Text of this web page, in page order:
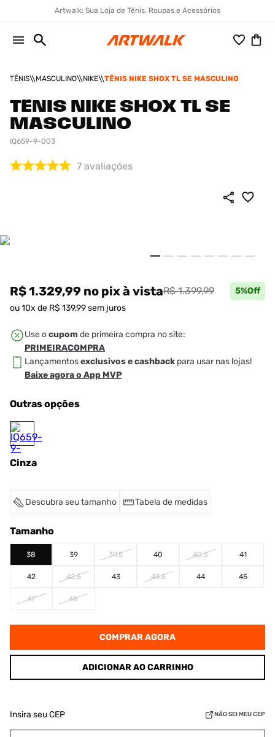
Artwalk: Sua Loja de Tênis, Roupas e Acessórios
TÊNIS MASCULINO NIKE TÊNIS NIKE SHOX TL SE MASCULINO
TÊNIS NIKE SHOX TL SE
MASCULINO
IQ659-9-003
7 avaliações
R$ 1.329,99 no pixà vistaR$ 1.399,99 5%Off
ou10x de R$ 139,99sem juros
Use ocupom de primeira compra no site:
PRIMEIRACOMPRA
Lançamentosexclusivos e cashback para usar nas lojas!
Baixe agora o App MVP
Outras opções
Cinza
Descubra seu tamanho Tabela de medidas
Tamanho
38 39 39.5 40 40.5 41
42 42.5 43 43.5 44 45
47 48
COMPRAR AGORA
ADICIONAR AO CARRINHO
Insira seu CEP NÃO SEI MEU CEP